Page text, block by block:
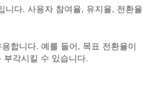
니다. 사용자 참여율, 유지율, 전환율
합니다. 예를 들어, 목표 전환율이
부각시킬 수 있습니다.